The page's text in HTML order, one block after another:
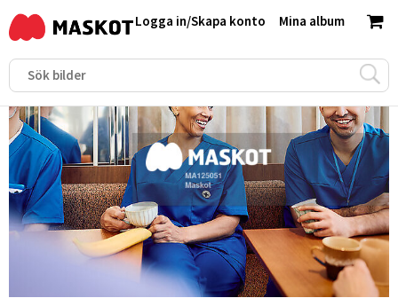
Mina album
Logga in/Skapa konto